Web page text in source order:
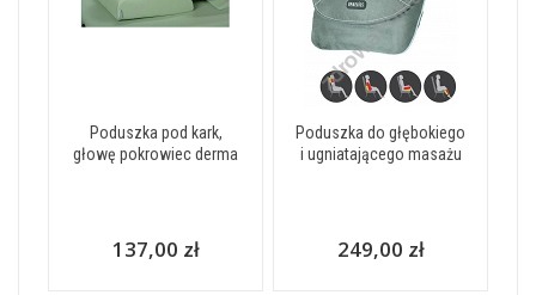
Poduszka pod kark,
głowę pokrowiec derma
137,00 zł
Poduszka do głębokiego
i ugniatającego masażu
249,00 zł